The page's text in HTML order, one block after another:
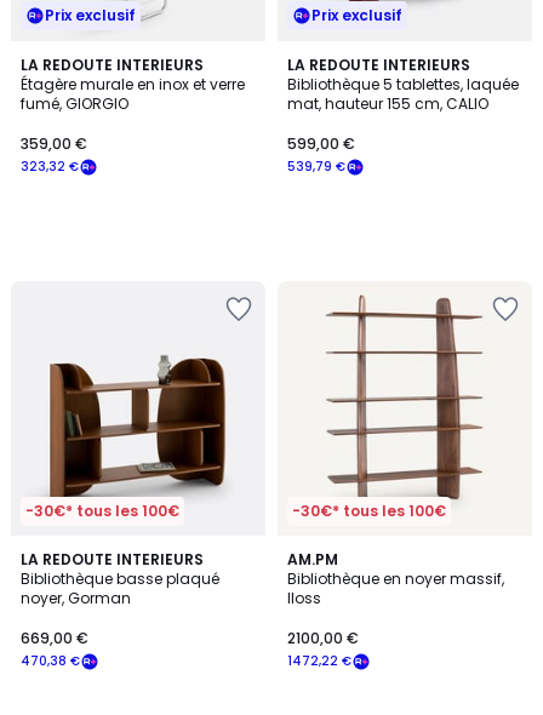
Prix exclusif
LA REDOUTE INTERIEURS
Étagère murale en inox et verre
fumé, GIORGIO
323,32 €
359,00 €
Prix exclusif
LA REDOUTE INTERIEURS
Bibliothèque 5 tablettes, laquée
mat, hauteur 155 cm, CALIO
539,79 €
599,00 €
-30€* tous les 100€
LA REDOUTE INTERIEURS
Bibliothèque basse plaqué
noyer, Gorman
470,38 €
669,00 €
4,2
/ 5
-30€* tous les 100€
AM.PM
Bibliothèque en noyer massif,
Iloss
1472,22 €
2100,00 €
4,8
/ 5